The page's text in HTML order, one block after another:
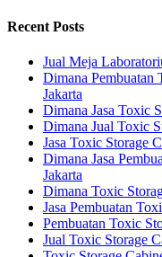
Recent Posts
Jual Meja
Dimana Pembuatan
Jakarta
Dimana Jasa Toxic
Dimana Jual Toxic
Jasa Toxic Storage
Dimana Jasa
Jakarta
Dimana Toxic
Jasa Pembuatan
Pembuatan Toxic
Jual Toxic Storage